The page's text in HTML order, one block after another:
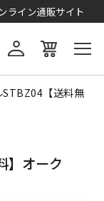
ライン通販サイト
STBZ04【送料無
】オーク